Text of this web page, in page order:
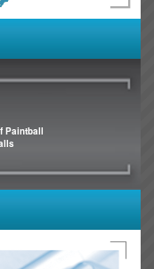
Paintball